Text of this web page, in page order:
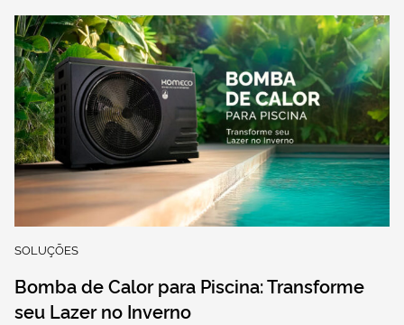
SOLUÇÕES
Bomba de Calor para Piscina: Transforme
seu Lazer no Inverno